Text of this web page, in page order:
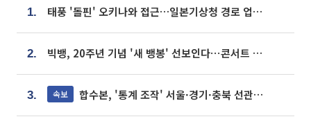
1. 태풍 '돌핀' 오키나와 접근…일본기상청 경로 업데이트
2. 빅뱅, 20주년 기념 '새 뱅봉' 선보인다⋯콘서트 앞두고 팝업 개최
3. 속보 합수본, '통계 조작' 서울·경기·충북 선관위 등 추가 압수수색